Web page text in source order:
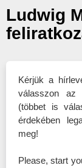
Ludwig
Kérjük a
válasszon az
(többet is
érdekében
meg!
Please, start